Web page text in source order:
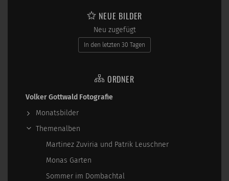
NEUE BILDER
Neu zugefügt
In den letzten 30 Tagen
ORDNER
Volker Gottwald Fotografie
Monatsbilder
Themenalben
Martinez Zuviria und Patrik Leuschner
Monas Garten
Sommer im Dombachtal